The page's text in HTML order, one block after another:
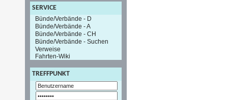
SERVICE
Bünde/Verbände - D
Bünde/Verbände - A
Bünde/Verbände - CH
Bünde/Verbände - Suchen
Verweise
Fahrten-Wiki
TREFFPUNKT